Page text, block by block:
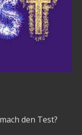
den Test?